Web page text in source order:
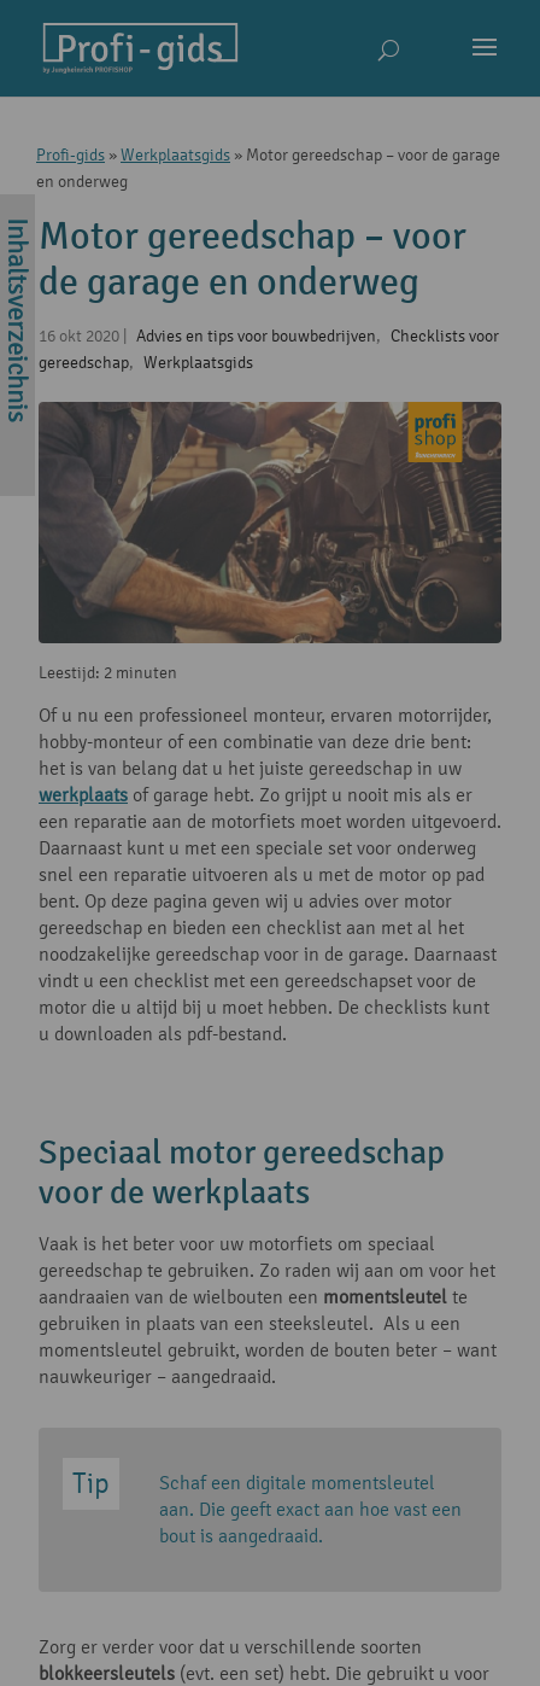
Profi-gids »Werkplaatsgids » Motor gereedschap – voor de garage
en onderweg
Motor gereedschap – voor
de garage en onderweg
16 okt 2020 Advies en tips voor bouwbedrijven, Checklists voor
gereedschap, Werkplaatsgids
Leestijd: 2 minuten
Of u nu een professioneel monteur, ervaren motorrijder,
hobby-monteur of een combinatie van deze drie bent:
het is van belang dat u het juiste gereedschap in uw
werkplaats of garage hebt. Zo grijpt u nooit mis als er
een reparatie aan de motorfiets moet worden uitgevoerd.
Daarnaast kunt u met een speciale set voor onderweg
snel een reparatie uitvoeren als u met de motor op pad
bent. Op deze pagina geven wij u advies over motor
gereedschap en bieden een checklist aan met al het
noodzakelijke gereedschap voor in de garage. Daarnaast
vindt u een checklist met een gereedschapset voor de
motor die u altijd bij u moet hebben. De checklists kunt
u downloaden als pdf-bestand.
Speciaal motor gereedschap
voor de werkplaats
Vaak is het beter voor uw motorfiets om speciaal
gereedschap te gebruiken. Zo raden wij aan om voor het
aandraaien van de wielbouten een momentsleutel te
gebruiken in plaats van een steeksleutel. Als u een
momentsleutel gebruikt, worden de bouten beter – want
nauwkeuriger – aangedraaid.
Schaf een digitale momentsleutel
aan. Die geeft exact aan hoe vast een
bout is aangedraaid.
Zorg er verder voor dat u verschillende soorten
blokkeersleutels (evt. een set) hebt. Die gebruikt u voor